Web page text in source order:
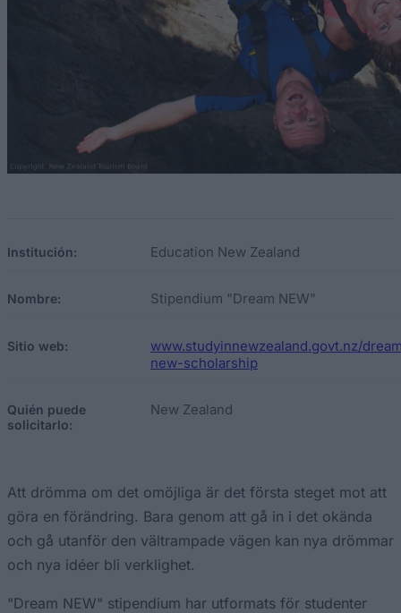
Institución: Education New Zealand
Nombre: Stipendium "Dream NEW"
Sitio web:
www.studyinnewzealand.govt.nz/
new-scholarship
Quién puede
solicitarlo:
New Zealand
Att drömma om det omöjliga är det första steget mot att
göra en förändring. Bara genom att gå in i det okända
och gå utanför den vältrampade vägen kan nya drömmar
och nya idéer bli verklighet.
"Dream NEW" stipendium har utformats för studenter